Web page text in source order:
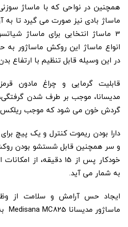
همچنین در نواحی که با ماساژ
ماساژ بادی نیز صورت می گیرد تا به
3 ماساژ انتخابی برای ماساژ
انواع ماساژ این روکش ماساژور
در این وسیله قابل تنظیم با ارتفاع
قابلیت گرمایی و چراغ مادون
مدیسانا، موجب بر طرف شدن
گردش خون می شود که موجب
دارا بودن ریموت کنترل و یک پیچ
و سر همچنین قابل شستشو بودن
خودکار پس از 15 دقیقه،
به شمار می آید.
ایجاد حس آرامش و سلامت از
ماساژور مدیسانا Medisana MC825 به حساب می آید.